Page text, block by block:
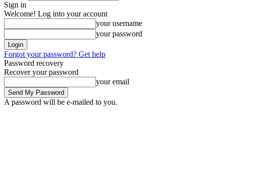
Sign in
Welcome! Log into your account
your username
your password
Forgot your password? Get help
Password recovery
Recover your password
your email
A password will be e-mailed to you.